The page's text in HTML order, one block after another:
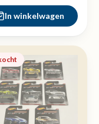
In winkelwagen